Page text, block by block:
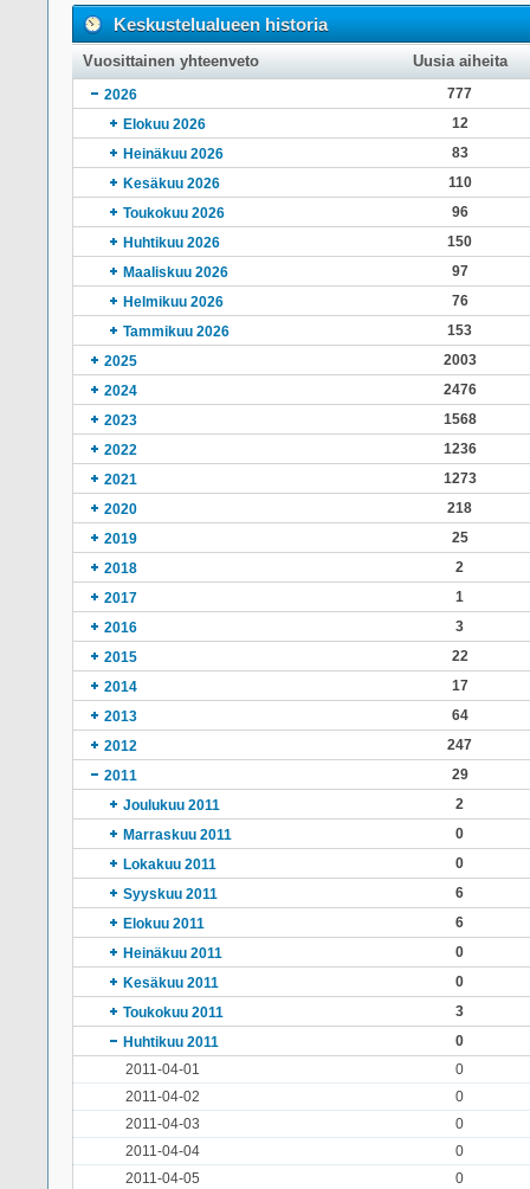
Keskustelualueen historia
Vuosittainen yhteenveto Uusia aiheita
2026
777
Elokuu 2026
12
Heinäkuu 2026
83
Kesäkuu 2026
110
Toukokuu 2026
96
Huhtikuu 2026
150
Maaliskuu 2026
97
Helmikuu 2026
76
Tammikuu 2026
153
2025
2003
2024
2476
2023
1568
2022
1236
2021
1273
2020
218
2019
25
2018
2
2017
1
2016
3
2015
22
2014
17
2013
64
2012
247
2011
29
Joulukuu 2011
2
Marraskuu 2011
0
Lokakuu 2011
0
Syyskuu 2011
6
Elokuu 2011
6
Heinäkuu 2011
0
Kesäkuu 2011
0
Toukokuu 2011
3
Huhtikuu 2011
0
2011-04-01
0
2011-04-02
0
2011-04-03
0
2011-04-04
0
2011-04-05
0